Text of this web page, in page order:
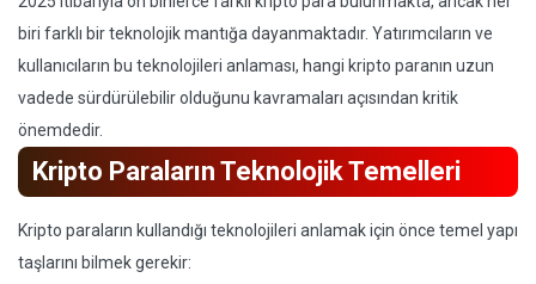
biri farklı bir teknolojik mantığa dayanmaktadır. Yatırımcıların ve
kullanıcıların bu teknolojileri anlaması, hangi kripto paranın uzun
vadede sürdürülebilir olduğunu kavramaları açısından kritik
önemdedir.
Kripto Paraların Teknolojik Temelleri
Kripto paraların kullandığı teknolojileri anlamak için önce temel yapı
taşlarını bilmek gerekir: